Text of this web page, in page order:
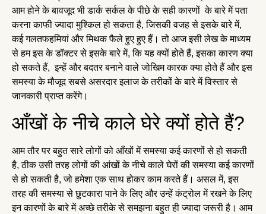
आम होने के बावजूद भी डार्क सर्कल के पीछे के सही कारणों के बारे में पता
करना काफी ज्यादा मुश्किल हो सकता है, जिसकी वजह से इसके बारे में,
कई गलतफहमियां और मिथक फैले हुए हुए हैं। तो आज इसी लेख के माध्यम
से हम इस के डॉक्टर से इसके बारे में, कि यह क्यों होते हैं, इसका कारण क्या
हो सकते हैं, इन्हें और बदतर बनाने वाले जोखिम कारक क्या होते हैं और इस
समस्या के मौजूद सबसे असरदार इलाज के तरीकों के बारे में विस्तार से
जानकारी प्राप्त करेंगे।
आँखों के नीचे काले घेरे क्यों होते हैं?
आम तौर पर बहुत सारे लोगों को आँखों में समस्या कई कारणों से हो सकती
है, ठीक उसी तरह लोगों की आंखों के नीचे काले घेरों की समस्या कई कारणों
से हो सकती है, जो हमेशा एक साथ होकर काम करते हैं। असल में, इस
तरह की समस्या से छुटकारा पाने के लिए और उन्हें कंट्रोल में रखने के लिए
इन कारणों के बारे में अच्छे तरीके से समझना बहुत ही ज्यादा जरूरी है। आम